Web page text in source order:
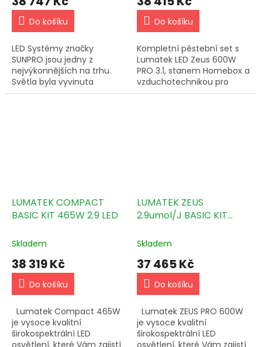
Do košíku
LED Systémy značky
SUNPRO jsou jedny z
nejvýkonnějších na trhu.
Světla byla vyvinuta
speciálně pro rostliny
Do košíku
Kompletní pěstební set s
Lumatek LED Zeus 600W
PRO 3.1, stanem Homebox a
vzduchotechnikou pro
stabilní podmínky v boxu.
LUMATEK COMPACT
BASIC KIT 465W 2.9 LED
Skladem
38 319 Kč
Do košíku
Lumatek Compact 465W
je vysoce kvalitní
širokospektrální LED
osvětlení, které Vám zajistí
LUMATEK ZEUS
2.9umol/J BASIC KIT
Skladem
37 465 Kč
Do košíku
Lumatek ZEUS PRO 600W
je vysoce kvalitní
širokospektrální LED
osvětlení, které Vám zajistí